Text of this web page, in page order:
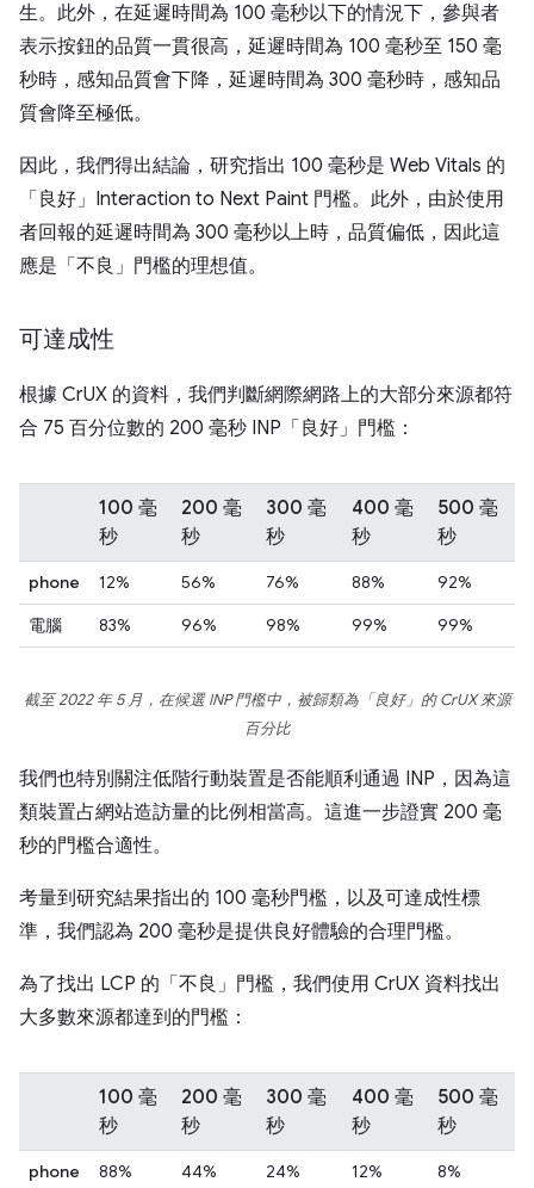
生。此外，在延遲時間為 100 毫秒以下的情況下，參與者
表示按鈕的品質一貫很高，延遲時間為 100 毫秒至 150 毫
秒時，感知品質會下降，延遲時間為 300 毫秒時，感知品
質會降至極低。
因此，我們得出結論，研究指出 100 毫秒是 Web Vitals 的
「良好」Interaction to Next Paint 門檻。此外，由於使用
者回報的延遲時間為 300 毫秒以上時，品質偏低，因此這
應是「不良」門檻的理想值。
可達成性
根據 CrUX 的資料，我們判斷網際網路上的大部分來源都符
合 75 百分位數的 200 毫秒 INP「良好」門檻：
100 毫
秒
200 毫
秒
300 毫
秒
400 毫
秒
500 毫
秒
phone 12% 56% 76% 88%
92%
電腦
83% 96% 98% 99% 99%
截至 2022 年 5 月，在候選 INP 門檻中，被歸類為「良好」的 CrUX 來源
百分比
我們也特別關注低階行動裝置是否能順利通過 INP，因為這
類裝置占網站造訪量的比例相當高。這進一步證實 200 毫
秒的門檻合適性。
考量到研究結果指出的 100 毫秒門檻，以及可達成性標
準，我們認為 200 毫秒是提供良好體驗的合理門檻。
為了找出 LCP 的「不良」門檻，我們使用 CrUX 資料找出
大多數來源都達到的門檻：
100 毫
秒
200 毫
秒
300 毫
秒
400 毫
秒
500 毫
秒
phone 88% 44% 24% 12% 8%